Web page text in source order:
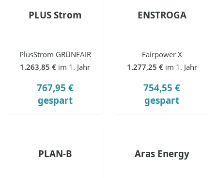
PLUS Strom
PlusStrom GRÜNFAIR
1.263,85 € im 1. Jahr
767,95 €
gespart
ENSTROGA
Fairpower X
1.277,25 € im 1. Jahr
754,55 €
gespart
PLAN-B Aras Energy